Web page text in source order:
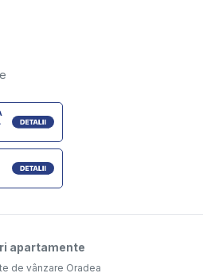
apartamente
de vânzare Oradea